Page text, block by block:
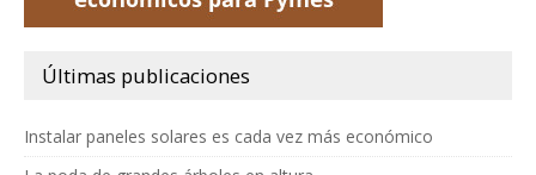
Últimas publicaciones
Instalar paneles solares es cada vez más económico